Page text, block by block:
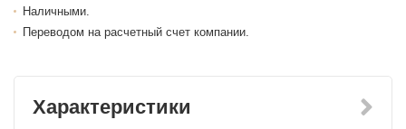
Наличными.
Переводом на расчетный счет компании.
Характеристики